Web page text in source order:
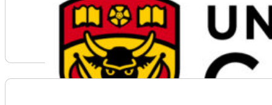
Voir plus d'informations sur University of Calgary